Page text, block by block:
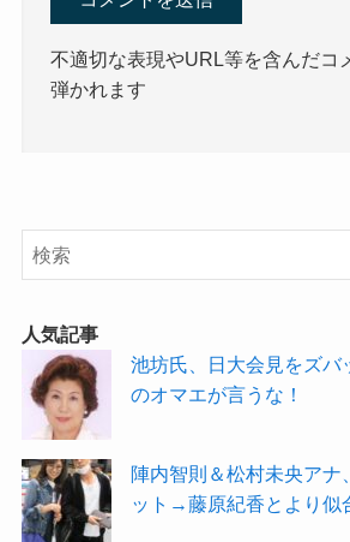
不適切な表現やURL等を含んだコ
弾かれます
人気記事
池坊氏、日大会見をズ
のオマエが言うな！
陣内智則＆松村未央アナ
ット→藤原紀香とより似